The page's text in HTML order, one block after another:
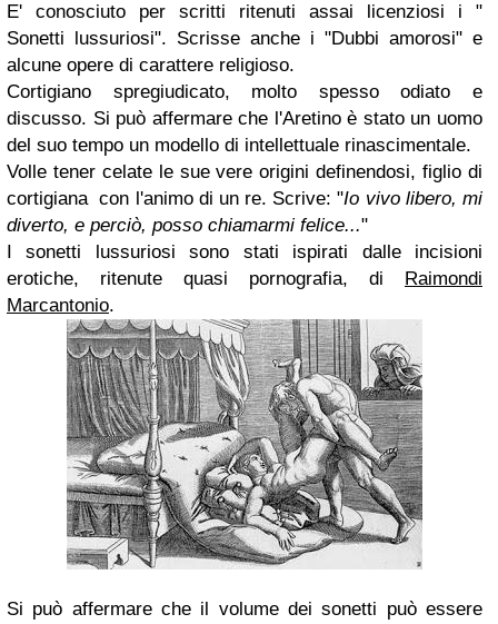
E' conosciuto per scritti ritenuti assai licenziosi i "
Sonetti lussuriosi". Scrisse anche i "Dubbi amorosi" e
alcune opere di carattere religioso.
Cortigiano spregiudicato, molto spesso odiato e
discusso. Si può affermare che l'Aretino è stato un uomo
del suo tempo un modello di intellettuale rinascimentale.
Volle tener celate le sue vere origini definendosi, figlio di
cortigiana con l'animo di un re. Scrive: "Io vivo libero, mi
diverto, e perciò, posso chiamarmi felice..."
I sonetti lussuriosi sono stati ispirati dalle incisioni
erotiche, ritenute quasi pornografia, di Raimondi
Marcantonio.
Si può affermare che il volume dei sonetti può essere